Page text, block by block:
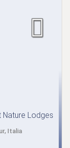
Nature Lodges
Italia